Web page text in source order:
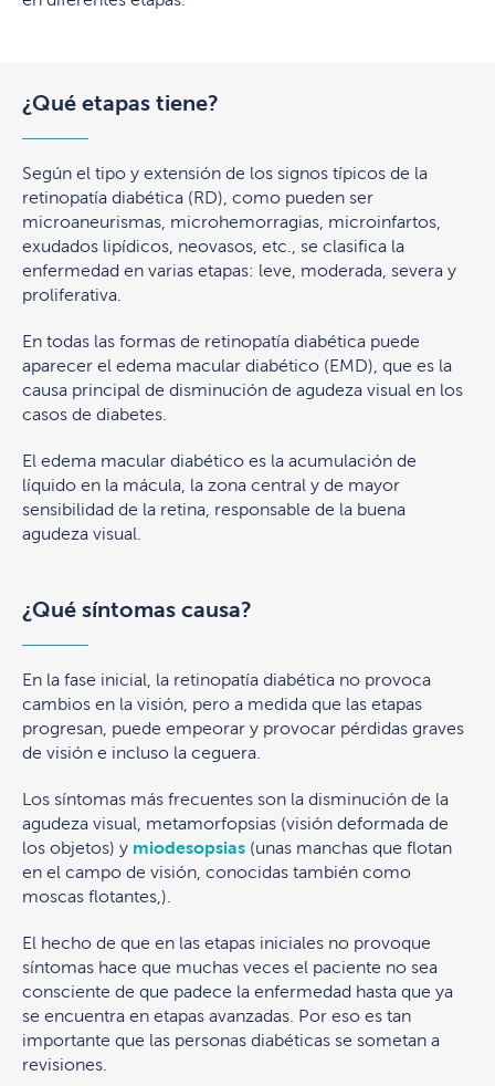
¿Qué etapas tiene?
Según el tipo y extensión de los signos típicos de la
retinopatía diabética (RD), como pueden ser
microaneurismas, microhemorragias, microinfartos,
exudados lipídicos, neovasos, etc., se clasifica la
enfermedad en varias etapas: leve, moderada, severa y
proliferativa.
En todas las formas de retinopatía diabética puede
aparecer el edema macular diabético (EMD), que es la
causa principal de disminución de agudeza visual en los
casos de diabetes.
El edema macular diabético es la acumulación de
líquido en la mácula, la zona central y de mayor
sensibilidad de la retina, responsable de la buena
agudeza visual.
¿Qué síntomas causa?
En la fase inicial, la retinopatía diabética no provoca
cambios en la visión, pero a medida que las etapas
progresan, puede empeorar y provocar pérdidas graves
de visión e incluso la ceguera.
Los síntomas más frecuentes son la disminución de la
agudeza visual, metamorfopsias (visión deformada de
los objetos) y miodesopsias (unas manchas que flotan
en el campo de visión, conocidas también como
moscas flotantes,).
El hecho de que en las etapas iniciales no provoque
síntomas hace que muchas veces el paciente no sea
consciente de que padece la enfermedad hasta que ya
se encuentra en etapas avanzadas. Por eso es tan
importante que las personas diabéticas se sometan a
revisiones.